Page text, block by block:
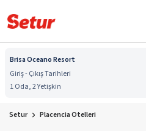
Brisa Oceano Resort
Giriş - Çıkış Tarihleri
1 Oda, 2 Yetişkin
Setur Placencia Otelleri